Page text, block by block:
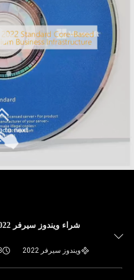
ويندوز سيرفر 2022